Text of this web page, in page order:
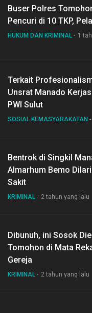
Buser Polres
Pencuri di 10 TKP,
HUKUM DAN KRIMINAL 1
Terkait
Unsrat Manado
PWI Sulut
SOSIAL KEMASYARAKATAN
Bentrok di Singkil
Almarhum Bemo
Sakit
KRIMINAL 2 tahun yang lalu
Dibunuh, ini Sosok
Tomohon di Mata
Gereja
KRIMINAL 2 tahun yang lalu